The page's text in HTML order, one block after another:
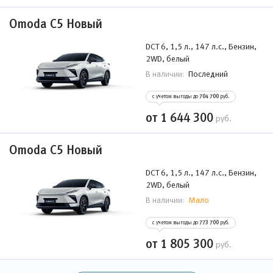
Omoda C5 Новый
DCT 6, 1,5 л., 147 л.с., Бензин,
2WD, белый
В наличии: Последний
с учетом выгоды до 704 700 руб.
от 1 644 300 руб.
Omoda C5 Новый
DCT 6, 1,5 л., 147 л.с., Бензин,
2WD, белый
В наличии: Мало
с учетом выгоды до 773 700 руб.
от 1 805 300 руб.